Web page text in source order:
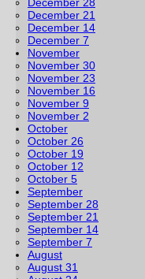
December 21
December 14
December 7
November
November 30
November 23
November 16
November 9
November 2
October
October 26
October 19
October 12
October 5
September
September 28
September 21
September 14
September 7
August
August 31